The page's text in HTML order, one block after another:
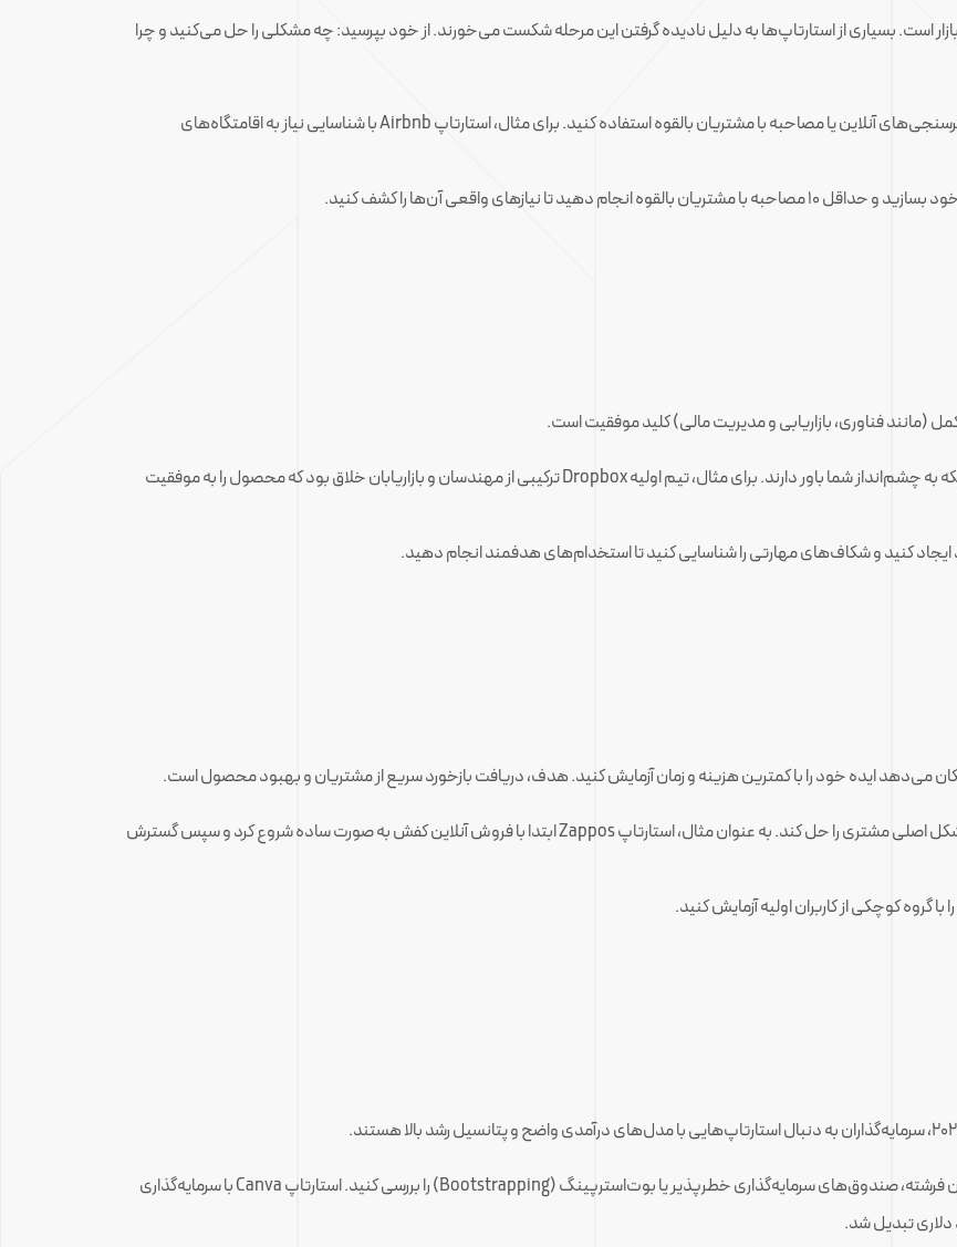
است. بسیاری از استارتاپ‌ها به دلیل نادیده گرفتن این مرحله شکست می‌خورند. از خود بپرسید: چه مشکلی را حل می‌کنید و چرا
: از ابزارهای تحلیل بازار مانند Google Trends، نظرسنجی‌های آنلاین یا مصاحبه با مشتریان بالقوه استفاده کنید. برای مثال، استارتاپ Airbnb با شناسایی نیاز به اقامتگاه‌های
فناوری، بازاریابی و مدیریت مالی) کلید موفقیت است.
: به دنبال افرادی باشید که نه تنها مهارت دارند، بلکه به چشم‌انداز شما باور دارند. برای مثال، تیم اولیه Dropbox ترکیبی از مهندسان و بازاریابان خلاق بود که محصول را به موفقیت
: تمرکز خود را روی یک ویژگی کلیدی بگذارید که مشکل اصلی مشتری را حل کند. به عنوان مثال، استارتاپ Zappos ابتدا با فروش آنلاین کفش به صورت ساده شروع کرد و سپس گسترش
: گزینه‌های مختلف تأمین مالی مانند سرمایه‌گذاران فرشته، صندوق‌های سرمایه‌گذاری خطرپذیر یا بوت‌استرپینگ (Bootstrapping) را بررسی کنید. استارتاپ Canva با سرمایه‌گذاری
دلاری تبدیل شد.